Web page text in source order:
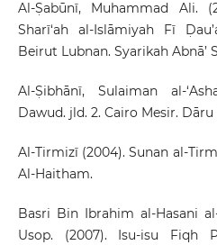
Al-Ṣabūnī, Muhammad Ali.
Sharī‘ah al-Islāmiyah Fī
Beirut Lubnan. Syarikah Abnā’
Al-Ṣibhānī, Sulaiman al-
Dawud. jld. 2. Cairo Mesir.
Al-Tirmizī (2004). Sunan al-
Al-Haitham.
Basri Bin Ibrahim al-Hasani
Usop. (2007). Isu-isu Fiqh